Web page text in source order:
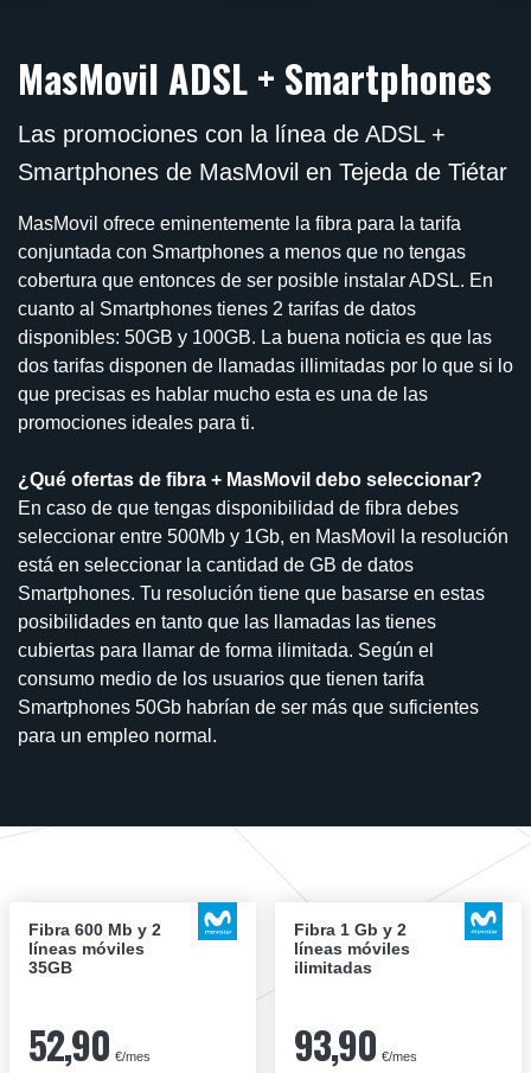
MasMovil ADSL + Smartphones
Las promociones con la línea de ADSL +
Smartphones de MasMovil en Tejeda de Tiétar
MasMovil ofrece eminentemente la fibra para la tarifa
conjuntada con Smartphones a menos que no tengas
cobertura que entonces de ser posible instalar ADSL. En
cuanto al Smartphones tienes 2 tarifas de datos
disponibles: 50GB y 100GB. La buena noticia es que las
dos tarifas disponen de llamadas illimitadas por lo que si lo
que precisas es hablar mucho esta es una de las
promociones ideales para ti.
¿Qué ofertas de fibra + MasMovil debo seleccionar?
En caso de que tengas disponibilidad de fibra debes
seleccionar entre 500Mb y 1Gb, en MasMovil la resolución
está en seleccionar la cantidad de GB de datos
Smartphones. Tu resolución tiene que basarse en estas
posibilidades en tanto que las llamadas las tienes
cubiertas para llamar de forma ilimitada. Según el
consumo medio de los usuarios que tienen tarifa
Smartphones 50Gb habrían de ser más que suficientes
para un empleo normal.
Fibra 600 Mb y 2
líneas móviles
35GB
52,90 €/mes
Fibra 1 Gb y 2
líneas móviles
ilimitadas
93,90 €/mes